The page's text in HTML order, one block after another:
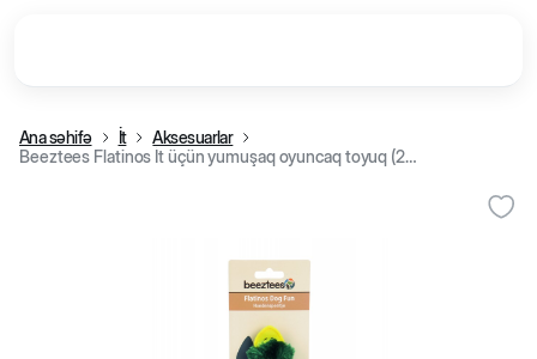
Ana səhifə İt
Aksesuarlar
Beeztees Flatinos İt üçün yumuşaq oyuncaq toyuq (25 sm)